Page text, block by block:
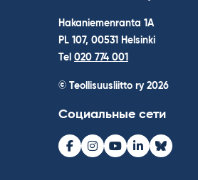
Hakaniemenranta 1A
PL 107, 00531 Helsinki
Tel 020 774 001
© Teollisuusliitto ry 2026
Социальные сети
Facebook
Instagram
Youtube
LinkedInBluesky